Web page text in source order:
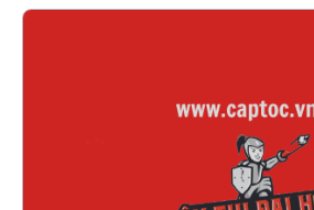
Xem chi tiết